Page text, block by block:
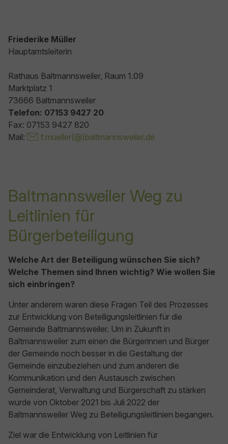
Friederike Müller
Hauptamtsleiterin
Rathaus Baltmannsweiler, Raum 1.09
Marktplatz 1
73666 Baltmannsweiler
Telefon: 07153 9427 20
Fax: 07153 9427 820
Mail:
f.mueller(@)baltmannsweiler.de
Baltmannsweiler Weg zu
Leitlinien für
Bürgerbeteiligung
Welche Art der Beteiligung wünschen Sie sich?
Welche Themen sind Ihnen wichtig? Wie wollen Sie
sich einbringen?
Unter anderem waren diese Fragen Teil des Prozesses
zur Entwicklung von Beteiligungsleitlinien für die
Gemeinde Baltmannsweiler. Um in Zukunft in
Baltmannsweiler zum einen die Bürgerinnen und Bürger
der Gemeinde noch besser in die Gestaltung der
Gemeinde einzubeziehen und zum anderen die
Kommunikation und den Austausch zwischen
Gemeinderat, Verwaltung und Bürgerschaft zu stärken
wurde von Oktober 2021 bis Juli 2022 der
Baltmannsweiler Weg zu Beteiligungsleitlinien begangen.
Ziel war die Entwicklung von Leitlinien für